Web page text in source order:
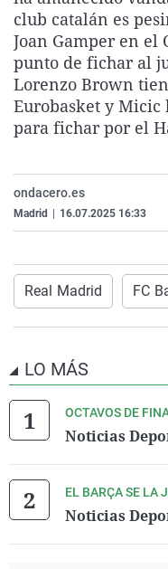
club catalán es
Joan Gamper en el
punto de fichar al
Lorenzo Brown
Eurobasket y Micic
para fichar por el
ondacero.es
Madrid 16.07.2025 16:33
Real Madrid FC
LO MÁS
OCTAVOS DE
Noticias
EL BARÇA SE LA
Noticias